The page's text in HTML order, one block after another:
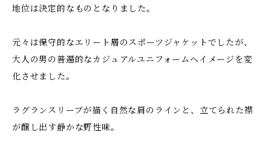
地位は決定的なものとなりました。
元々は保守的なエリート層のスポーツジャケットでしたが、
大人の男の普遍的なカジュアルユニフォームへイメージを変
化させました。
ラグランスリーブが描く自然な肩のラインと、立てられた襟
が醸し出す静かな野性味。